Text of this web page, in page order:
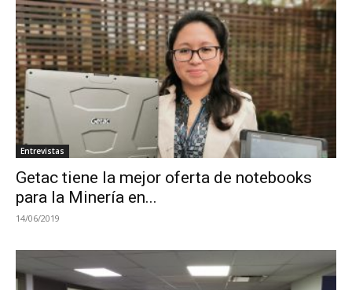
Entrevistas
Getac tiene la mejor oferta de notebooks
para la Minería en...
14/06/2019